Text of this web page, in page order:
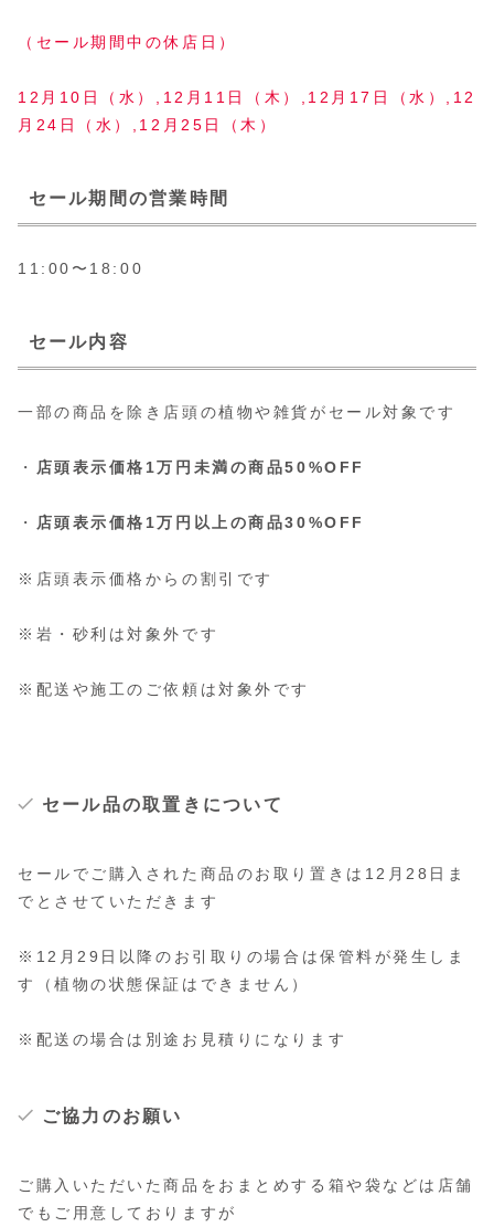
（セール期間中の休店日）
12月10日（水）,12月11日（木）,12月17日（水）,12
月24日（水）,12月25日（木）
セール期間の営業時間
11:00〜18:00
セール内容
一部の商品を除き店頭の植物や雑貨がセール対象です
・ 店頭表示価格1万円未満の商品50%OFF
・ 店頭表示価格1万円以上の商品30%OFF
※店頭表示価格からの割引です
※岩・砂利は対象外です
※配送や施工のご依頼は対象外です
セール品の取置きについて
セールでご購入された商品のお取り置きは12月28日ま
でとさせていただきます
※12月29日以降のお引取りの場合は保管料が発生しま
す（植物の状態保証はできません）
※配送の場合は別途お見積りになります
ご協力のお願い
ご購入いただいた商品をおまとめする箱や袋などは店舗
でもご用意しておりますが